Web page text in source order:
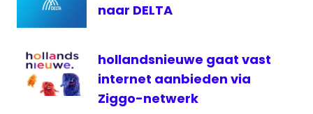
naar DELTA
hollandsnieuwe gaat vast
internet aanbieden via
Ziggo-netwerk